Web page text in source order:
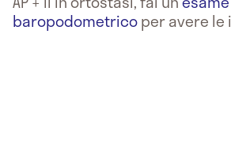
baropodometricoper avere le